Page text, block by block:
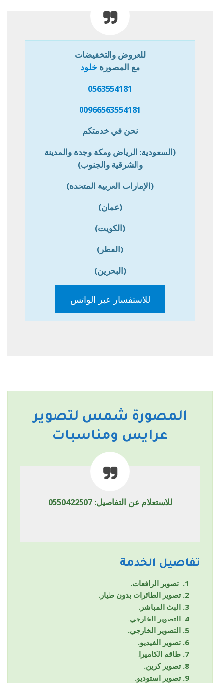
للعروض والتخفيضات
مع المصورة خلود
0563554181
00966563554181
نحن في خدمتكم
(السعودية: الرياض ومكة وجدة والمدينة
والشرقية والجنوب)
(الإمارات العربية المتحدة)
(عمان)
(الكويت)
(القطر)
(البحرين)
للاستفسار عبر الواتس
المصورة شمس لتصوير
عرايس ومناسبات
للاستعلام عن التفاصيل: 0550422507
تفاصيل الخدمة
تصوير الرافعات.
تصوير الطائرات بدون طيار.
البث المباشر.
التصوير الخارجي.
التصوير الخارجي.
تصوير الفيديو.
طاقم الكاميرا.
تصوير كرين.
تصوير استوديو.